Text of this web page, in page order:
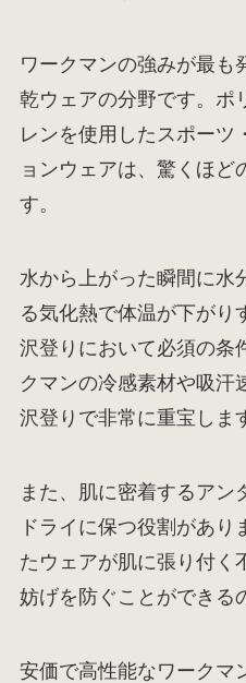
ワークマンの強みが最も
乾ウェアの分野です。ポ
レンを使用したスポーツ
ョンウェアは、驚くほど
す。
水から上がった瞬間に水
る気化熱で体温が下がり
沢登りにおいて必須の条
クマンの冷感素材や吸汗
沢登りで非常に重宝しま
また、肌に密着するアン
ドライに保つ役割があ
たウェアが肌に張り付く
妨げを防ぐことができる
安価で高性能なワークマ